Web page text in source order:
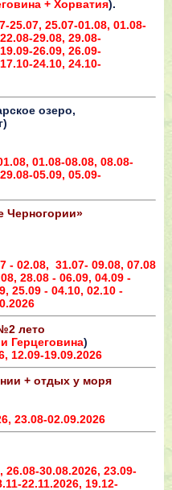
+ Хорватия).
25.07, 25.07-01.08, 01.08-
29.08, 29.08-
26.09, 26.09-
24.10, 24.10-
озеро,
01.08-08.08, 08.08-
05.09, 05.09-
Черногории»
- 02.08, 31.07- 09.08, 07.08
28.08 - 06.09, 04.09 -
25.09 - 04.10, 02.10 -
лето
Герцеговина)
12.09-19.09.2026
+ отдых у моря
23.08-02.09.2026
26.08-30.08.2026, 23.09-
22.11.2026, 19.12-